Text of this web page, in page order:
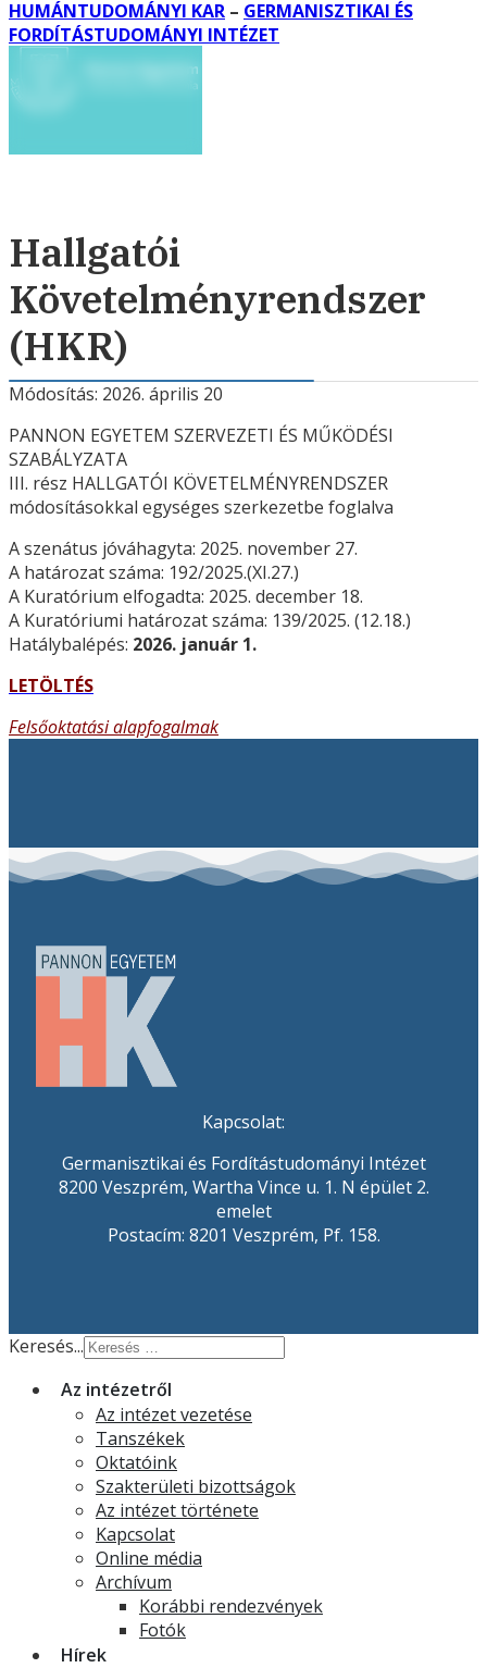
HUMÁNTUDOMÁNYI KAR – GERMANISZTIKAI ÉS
FORDÍTÁSTUDOMÁNYI INTÉZET
Hallgatói
Követelményrendszer
(HKR)
Módosítás: 2026. április 20
PANNON EGYETEM SZERVEZETI ÉS MŰKÖDÉSI
SZABÁLYZATA
III. rész HALLGATÓI KÖVETELMÉNYRENDSZER
módosításokkal egységes szerkezetbe foglalva
A szenátus jóváhagyta: 2025. november 27.
A határozat száma: 192/2025.(XI.27.)
A Kuratórium elfogadta: 2025. december 18.
A Kuratóriumi határozat száma: 139/2025. (12.18.)
Hatálybalépés: 2026. január 1.
LETÖLTÉS
Felsőoktatási alapfogalmak
Kapcsolat:
Germanisztikai és Fordítástudományi Intézet
8200 Veszprém, Wartha Vince u. 1. N épület 2.
emelet
Postacím: 8201 Veszprém, Pf. 158.
Keresés...
Az intézetről
Az intézet vezetése
Tanszékek
Oktatóink
Szakterületi bizottságok
Az intézet története
Kapcsolat
Online média
Archívum
Korábbi rendezvények
Fotók
Hírek